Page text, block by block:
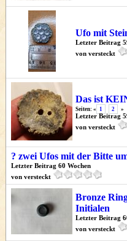
Ufo mit
Letzter Beitrag
von versteckt
Das ist
Seiten: « 1 2 »
Letzter Beitrag
von versteckt
? zwei Ufos mit der Bitte
Letzter Beitrag 60 Wochen
von versteckt
Bronze
Initialen
Letzter Beitrag
von versteckt